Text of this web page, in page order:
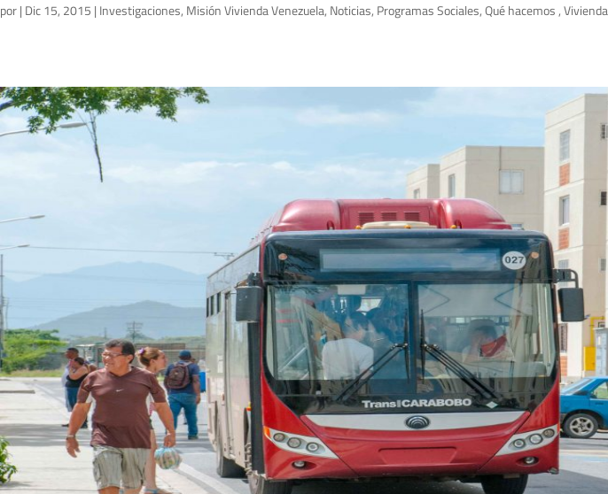
por| Dic 15, 2015 | Investigaciones, Misión Vivienda Venezuela, Noticias, Programas Sociales,Qué hacemos ,Vivienda